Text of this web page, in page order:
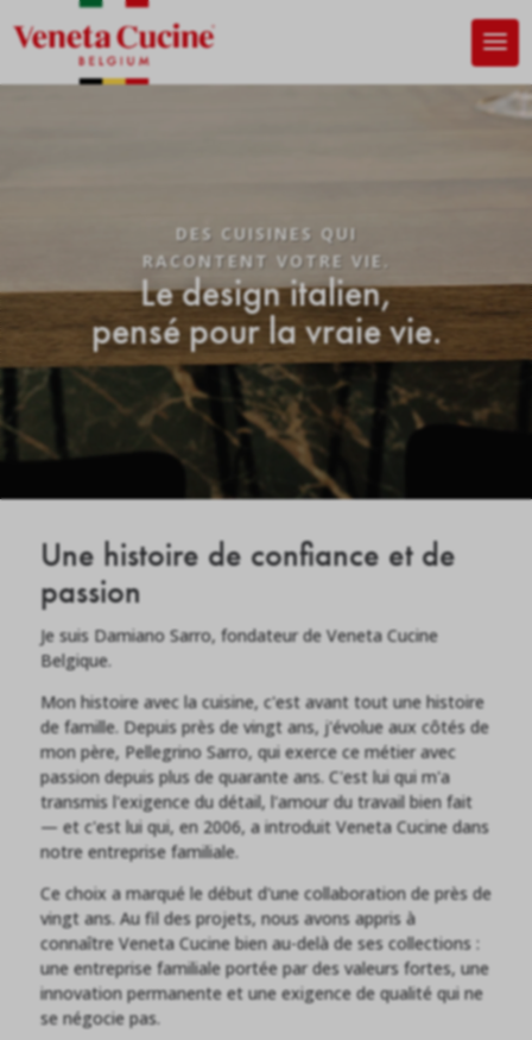
Prendre un rendez-vous
DES CUISINES QUI
RACONTENT VOTRE VIE.
Le design italien,
pensé pour la vraie vie.
Une histoire de confiance et de
passion
Je suis Damiano Sarro, fondateur de Veneta Cucine
Belgique.
Mon histoire avec la cuisine, c'est avant tout une histoire
de famille. Depuis près de vingt ans, j'évolue aux côtés de
mon père, Pellegrino Sarro, qui exerce ce métier avec
passion depuis plus de quarante ans. C'est lui qui m'a
transmis l'exigence du détail, l'amour du travail bien fait
— et c'est lui qui, en 2006, a introduit Veneta Cucine dans
notre entreprise familiale.
Ce choix a marqué le début d'une collaboration de près de
vingt ans. Au fil des projets, nous avons appris à
connaître Veneta Cucine bien au-delà de ses collections :
une entreprise familiale portée par des valeurs fortes, une
innovation permanente et une exigence de qualité qui ne
se négocie pas.